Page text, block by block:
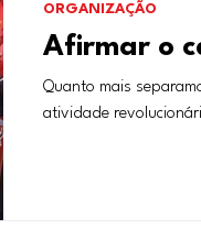
Afirmar o
Quanto mais
atividade
ORGANIZAÇÃO